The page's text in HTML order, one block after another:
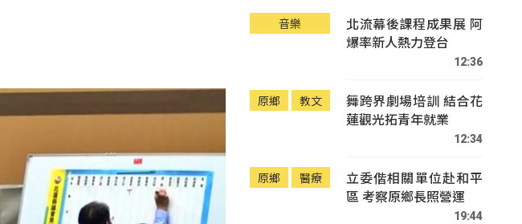
音樂
北流幕後課程成果展 阿
爆率新人熱力登台
12:36
原鄉 教文
舞跨界劇場培訓 結合花
蓮觀光拓青年就業
12:34
原鄉 醫療
立委偕相關單位赴和平
區 考察原鄉長照營運
19:44